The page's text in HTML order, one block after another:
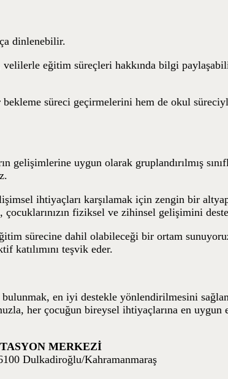
dinlenebilir.
velilerle eğitim süreçleri hakkında bilgi
süreci geçirmelerini hem de okul
gelişimlerine uygun olarak gruplandırılmış
ihtiyaçları karşılamak için zengin bir
fiziksel ve zihinsel gelişimini
sürecine dahil olabileceği bir ortam
katılımını teşvik eder.
bulunmak, en iyi destekle yönlendirilmesini
her çocuğun bireysel ihtiyaçlarına en uygun
MERKEZİ
Dulkadiroğlu/Kahramanmaraş